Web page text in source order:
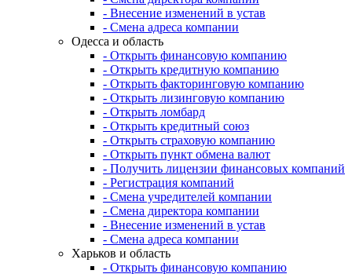
- Внесение изменений в устав
- Смена адреса компании
Одесса и область
- Открыть финансовую компанию
- Открыть кредитную компанию
- Открыть факторинговую компанию
- Открыть лизинговую компанию
- Открыть ломбард
- Открыть кредитный союз
- Открыть страховую компанию
- Открыть пункт обмена валют
- Получить лицензии финансовых компаний
- Регистрация компаний
- Смена учредителей компании
- Смена директора компании
- Внесение изменений в устав
- Смена адреса компании
Харьков и область
- Открыть финансовую компанию